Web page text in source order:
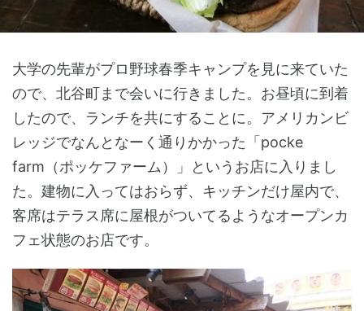
大学の先輩がプロ野球春季キャンプを見に来ていた
ので、北谷町まで会いに行きました。お昼頃に到着
したので、ランチを共にすることに。アメリカンビ
レッジでなんとなーく通りかかった「pocke
farm（ポッケファーム）」というお店に入りまし
た。建物に入ってはおらず、キッチンだけ屋内で、
客席はテラス席に屋根がついてるようなオープンカ
フェ状態のお店です。